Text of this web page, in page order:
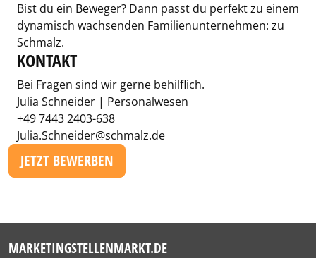
Bist du ein Beweger? Dann passt du perfekt zu einem
dynamisch wachsenden Familienunternehmen: zu
Schmalz.
KONTAKT
Bei Fragen sind wir gerne behilflich.
Julia Schneider | Personalwesen
+49 7443 2403-638
Julia.Schneider@schmalz.de
JETZT BEWERBEN
MARKETINGSTELLENMARKT.DE